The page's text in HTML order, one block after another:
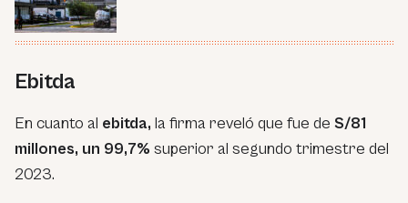
Ebitda
En cuanto al ebitda, la firma reveló que fue de S/81
millones, un 99,7% superior al segundo trimestre del
2023.